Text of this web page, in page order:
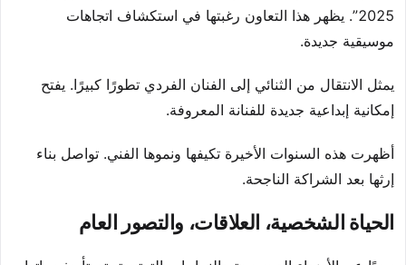
2025”. يظهر هذا التعاون رغبتها في استكشاف اتجاهات
موسيقية جديدة.
يمثل الانتقال من الثنائي إلى الفنان الفردي تطورًا كبيرًا. يفتح
إمكانية إبداعية جديدة للفنانة المعروفة.
أظهرت هذه السنوات الأخيرة تكيفها ونموها الفني. تواصل بناء
إرثها بعد الشراكة الناجحة.
الحياة الشخصية، العلاقات، والتصور العام